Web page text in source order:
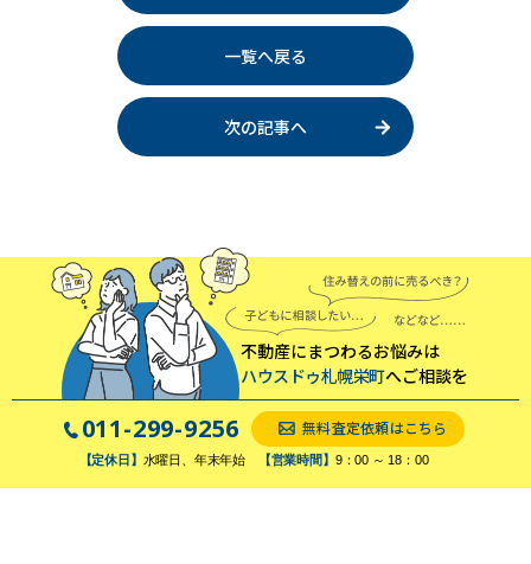
一覧へ戻る
次の記事へ
不動産にまつわるお悩みは
ハウスドゥ札幌栄町へご相談を
011-299-9256 無料査定依頼はこちら
【定休日】 水曜日、年末年始 【営業時間】 9：00 ～ 18：00